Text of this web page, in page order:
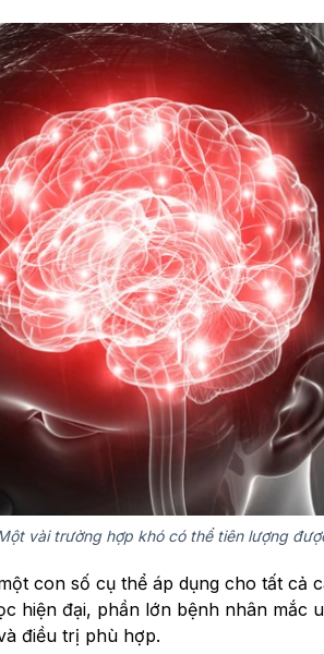
vài trường hợp khó có thể tiên lượng
con số cụ thể áp dụng cho tất cả
hiện đại, phần lớn bệnh nhân mắc
điều trị phù hợp.